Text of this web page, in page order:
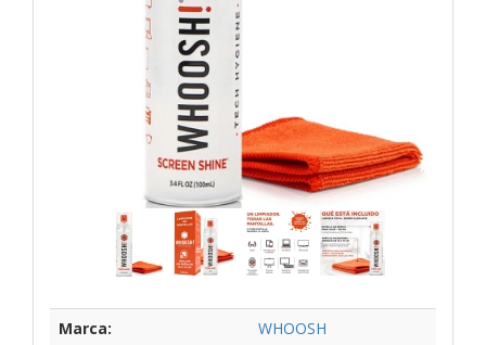
Marca:
WHOOSH